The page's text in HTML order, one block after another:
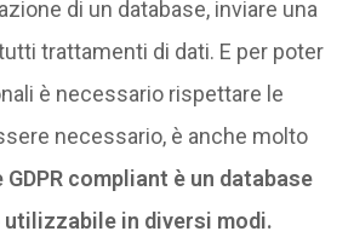
di un database, inviare una
trattamenti di dati. E per poter
è necessario rispettare le
necessario, è anche molto
GDPR compliant è un database
in diversi modi.